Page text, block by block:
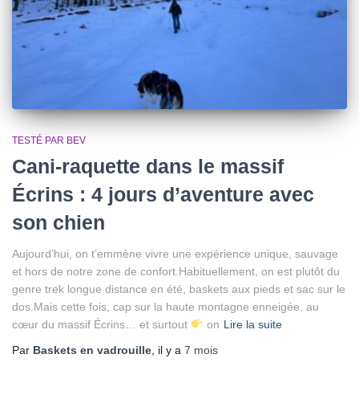
TESTÉ PAR BEV
Cani-raquette dans le massif
Écrins : 4 jours d’aventure avec
son chien
Aujourd’hui, on t’emmène vivre une expérience unique, sauvage
et hors de notre zone de confort.Habituellement, on est plutôt du
genre trek longue distance en été, baskets aux pieds et sac sur le
dos.Mais cette fois, cap sur la haute montagne enneigée, au
cœur du massif Écrins… et surtout
on Lire la suite
Par Baskets en vadrouille , il y a 7 mois